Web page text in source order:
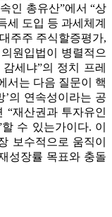
인 총유산”에서 “상
세 도입 등 과세체계
주주 주식할증평가,
원입법이 병렬적으
세냐”의 정치 프레
서는 다음 질문이 핵
’의 연속성이라는 공
“재산권과 투자유인
수 있는가이다. 이
보수적으로 움직이
성장률 목표와 충돌